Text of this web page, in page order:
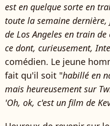
est en quelque sorte en
toute la semaine
de Los Angeles en train
ce dont, curieusement,
comédien. Le jeune
fait qu'il soit "habillé en
mais heureusement sur
'Oh, ok, c'est un film de